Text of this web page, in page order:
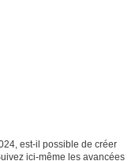
est-il possible de créer
ici-même les avancées